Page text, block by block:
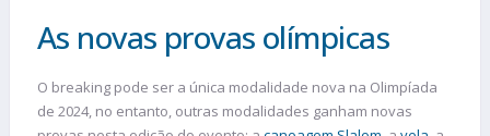
As novas provas olímpicas
O breaking pode ser a única modalidade nova na Olimpíada
de 2024, no entanto, outras modalidades ganham novas